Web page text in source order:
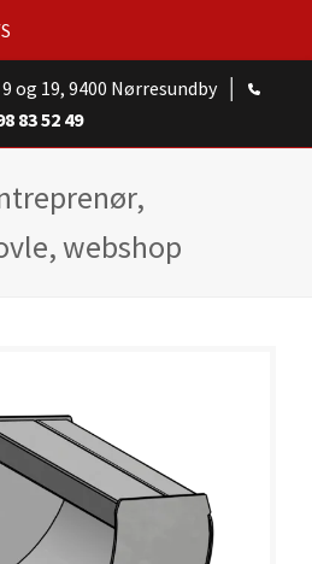
og 19, 9400 Nørresundby
83 52 49
webshop